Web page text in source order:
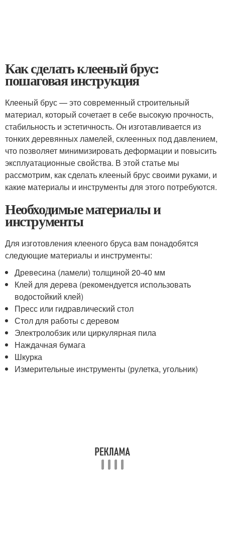
Как сделать клееный брус:
пошаговая инструкция
Клееный брус — это современный строительный
материал, который сочетает в себе высокую прочность,
стабильность и эстетичность. Он изготавливается из
тонких деревянных ламелей, склеенных под давлением,
что позволяет минимизировать деформации и повысить
эксплуатационные свойства. В этой статье мы
рассмотрим, как сделать клееный брус своими руками, и
какие материалы и инструменты для этого потребуются.
Необходимые материалы и
инструменты
Для изготовления клееного бруса вам понадобятся
следующие материалы и инструменты:
Древесина (ламели) толщиной 20-40 мм
Клей для дерева (рекомендуется использовать
водостойкий клей)
Пресс или гидравлический стол
Стол для работы с деревом
Электролобзик или циркулярная пила
Наждачная бумага
Шкурка
Измерительные инструменты (рулетка, угольник)